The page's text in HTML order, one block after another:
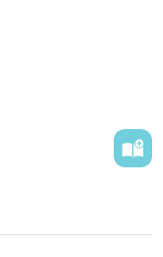
った……。